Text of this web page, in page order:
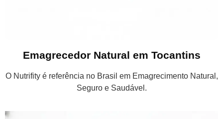
Emagrecedor Natural em Tocantins
O Nutrifity é referência no Brasil em Emagrecimento Natural,
Seguro e Saudável.